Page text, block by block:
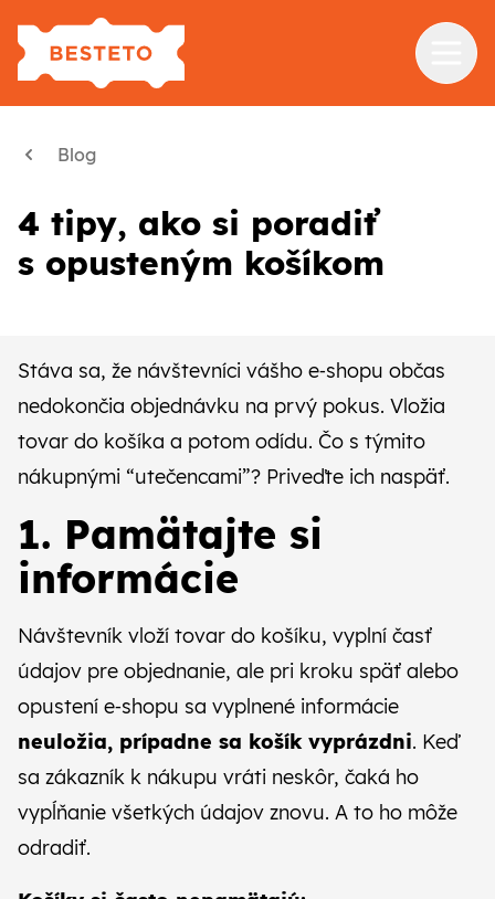
Referencie
Blog
Kontakt
Blog
4 tipy, ako si poradiť
s opusteným košíkom
Stáva sa, že návštevníci vášho e‑shopu občas
nedokončia objednávku na prvý pokus. Vložia
tovar do košíka a potom odídu. Čo s týmito
nákupnými “utečencami”? Priveďte ich naspäť.
1. Pamätajte si
informácie
Návštevník vloží tovar do košíku, vyplní časť
údajov pre objednanie, ale pri kroku späť alebo
opustení e‑shopu sa vyplnené informácie
neuložia, prípadne sa košík vyprázdni. Keď
sa zákazník k nákupu vráti neskôr, čaká ho
vypĺňanie všetkých údajov znovu. A to ho môže
odradiť.